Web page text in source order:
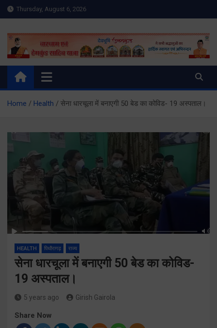
Skip
to
Thursday, August 6, 2026
Meru Raibar | Uttarakhand
News | Uttarkashi News
meruraibar.com
Home Health सेना धारचूला में बनाएगी 50 बेड का कोविड- 19 अस्पताल।
HEALTH पिथौरागढ़ राज्य
सेना धारचूला में बनाएगी 50 बेड का कोविड-
19 अस्पताल।
5 years ago Girish Gairola
Share Now